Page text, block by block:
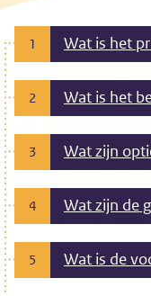
1 Wat is het
2 Wat is het
3 Wat zijn
4 Wat zijn de
5 Wat is de